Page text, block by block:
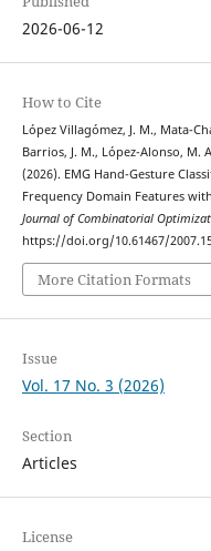
2026-06-12
How to Cite
López Villagómez, J. M., Mata-
Barrios, J. M., López-Alonso, M.
(2026). EMG Hand-Gesture
Frequency Domain Features
Journal of Combinatorial
https://doi.org/10.61467/
More Citation Formats
Issue
Vol. 17 No. 3 (2026)
Section
Articles
License